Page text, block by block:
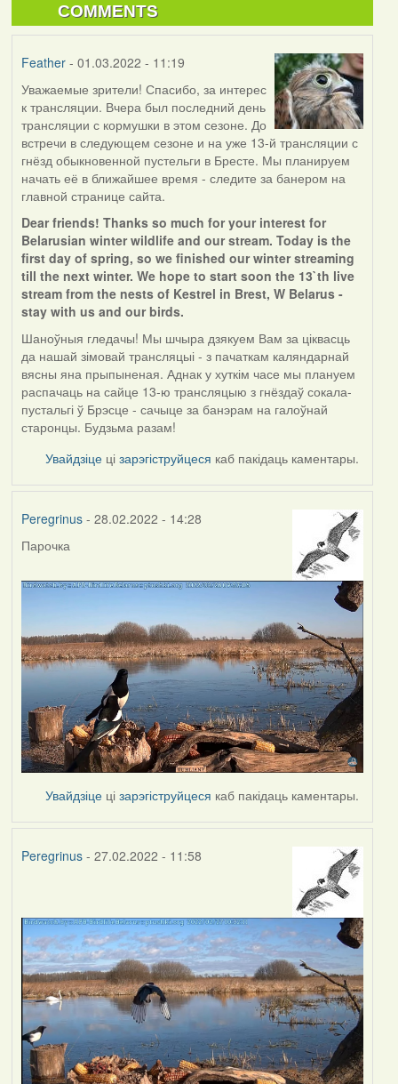
COMMENTS
Feather- 01.03.2022 - 11:19
Уважаемые зрители! Спасибо, за интерес
к трансляции. Вчера был последний день
трансляции с кормушки в этом сезоне. До
встречи в следующем сезоне и на уже 13-й трансляции с
гнёзд обыкновенной пустельги в Бресте. Мы планируем
начать её в ближайшее время - следите за банером на
главной странице сайта.
Dear friends! Thanks so much for your interest for
Belarusian winter wildlife and our stream. Today is the
first day of spring, so we finished our winter streaming
till the next winter. We hope to start soon the 13`th live
stream from the nests of Kestrel in Brest, W Belarus -
stay with us and our birds.
Шаноўныя гледачы! Мы шчыра дзякуем Вам за ціквасць
да нашай зімовай трансляцыі - з пачаткам каляндарнай
вясны яна прыпыненая. Аднак у хуткім часе мы плануем
распачаць на сайце 13-ю трансляцыю з гнёздаў сокала-
пустальгі ў Брэсце - сачыце за банэрам на галоўнай
старонцы. Будзьма разам!
Увайдзіце цізарэгіструйцеся каб пакідаць каментары.
Peregrinus- 28.02.2022 - 14:28
Парочка
Увайдзіце цізарэгіструйцеся каб пакідаць каментары.
Peregrinus- 27.02.2022 - 11:58